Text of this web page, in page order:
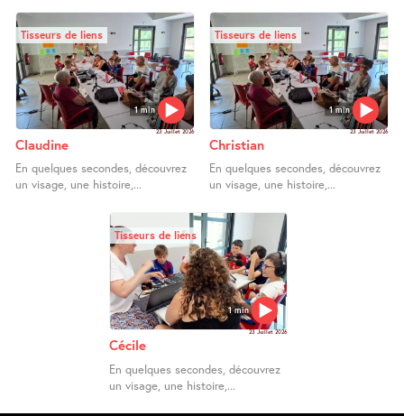
1 min
Tisseurs de liens
23 Juillet 2026
Claudine
En quelques secondes, découvrez
un visage, une histoire,...
1 min
Tisseurs de liens
23 Juillet 2026
Christian
En quelques secondes, découvrez
un visage, une histoire,...
1 min
Tisseurs de liens
23 Juillet 2026
Cécile
En quelques secondes, découvrez
un visage, une histoire,...